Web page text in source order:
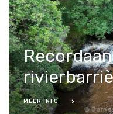
MEER INFO